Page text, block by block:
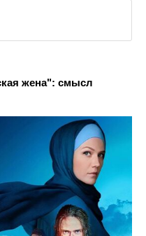
жена": смысл